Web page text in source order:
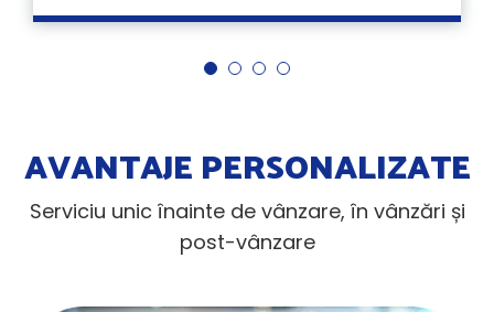
AVANTAJE PERSONALIZATE
Serviciu unic înainte de vânzare, în vânzări și
post-vânzare